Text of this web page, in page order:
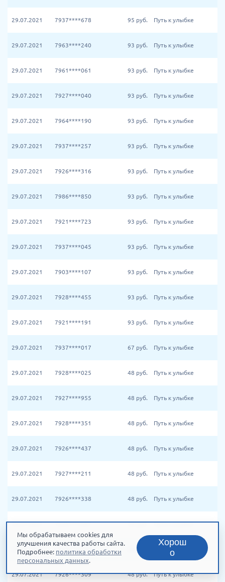
29.07.2021 7937****678 95 руб. Путь к улыбке
29.07.2021 7963****240 93 руб. Путь к улыбке
29.07.2021 7961****061 93 руб. Путь к улыбке
29.07.2021 7927****040 93 руб. Путь к улыбке
29.07.2021 7964****190 93 руб. Путь к улыбке
29.07.2021 7937****257 93 руб. Путь к улыбке
29.07.2021 7926****316 93 руб. Путь к улыбке
29.07.2021 7986****850 93 руб. Путь к улыбке
29.07.2021 7921****723 93 руб. Путь к улыбке
29.07.2021 7937****045 93 руб. Путь к улыбке
29.07.2021 7903****107 93 руб. Путь к улыбке
29.07.2021 7928****455 93 руб. Путь к улыбке
29.07.2021 7921****191 93 руб. Путь к улыбке
29.07.2021 7937****017 67 руб. Путь к улыбке
29.07.2021 7928****025 48 руб. Путь к улыбке
29.07.2021 7927****955 48 руб. Путь к улыбке
29.07.2021 7928****351 48 руб. Путь к улыбке
29.07.2021 7926****437 48 руб. Путь к улыбке
29.07.2021 7927****211 48 руб. Путь к улыбке
29.07.2021 7926****338 48 руб. Путь к улыбке
29.07.2021 7926****697 48руб. Путь к улыбке
29.07.2021 7926****376 руб. Путь к улыбке
29.07.2021 7926****309 48руб. Путь к улыбке
Мы обрабатываем cookies для
улучшения качества работы сайта.
Подробнее: политика обработки
персональных данных.
Хорош
о